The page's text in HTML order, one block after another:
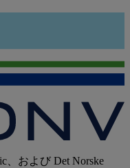
および Det Norske